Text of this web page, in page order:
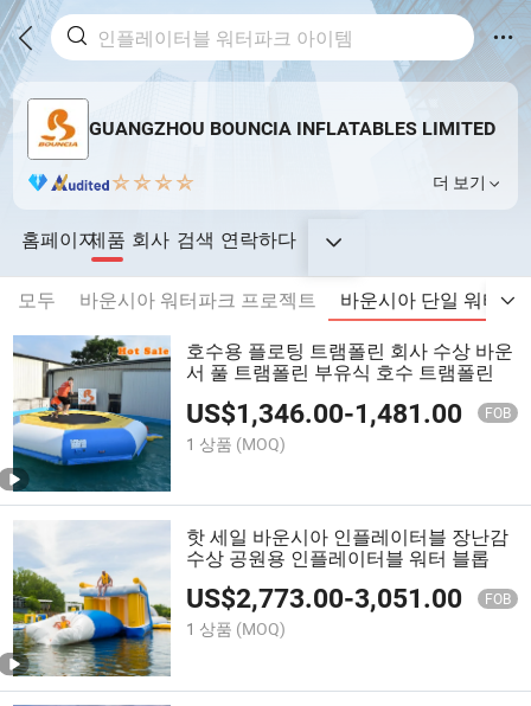
GUANGZHOU BOUNCIA INFLATABLES LIMITED
더 보기
홈페이지제품 회사 검색 연락하다
모두 바운시아 워터파크 프로젝트
바운시아 단일 워터파
호수용 플로팅 트램폴린 회사 수상 바운
서 풀 트램폴린 부유식 호수 트램폴린
US$1,346.00-1,481.00 FOB
1 상품 (MOQ)
핫 세일 바운시아 인플레이터블 장난감
수상 공원용 인플레이터블 워터 블롭
US$2,773.00-3,051.00 FOB
1 상품 (MOQ)